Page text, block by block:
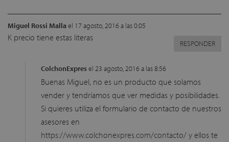
Miguel Rossi Mallael 17 agosto, 2016 a las 0:05
K precio tiene estas literas
RESPONDER
ColchonExpresel 23 agosto, 2016 a las 8:56
Buenas Miguel, no es un producto que solamos
vender y tendríamos que ver medidas y posibilidades.
Si quieres utiliza el formulario de contacto de nuestros
asesores en
https://www.colchonexpres.com/contacto/ y ellos te